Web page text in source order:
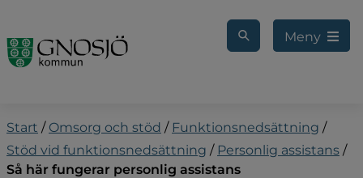
Meny
Start / Omsorg och stöd / Funktionsnedsättning /
Stöd vid funktionsnedsättning / Personlig assistans /
Så här fungerar personlig assistans